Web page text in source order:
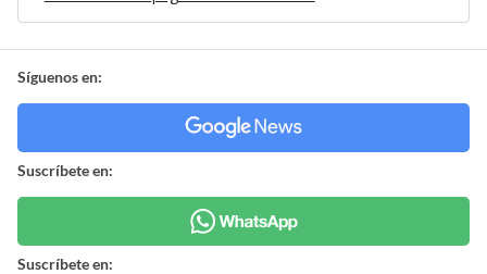
Síguenos en:
Suscríbete en:
Suscríbete en: